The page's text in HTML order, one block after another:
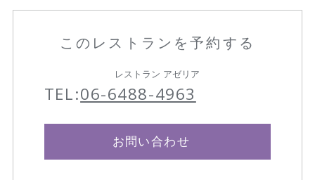
このレストランを予約する
レストラン アゼリア
TEL:06-6488-4963
お問い合わせ